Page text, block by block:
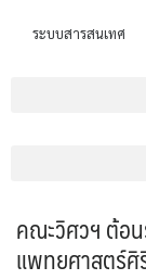
ระบบสารสนเทศ
คณะวิศวฯ ต้อ
แพทยศาสตร์ศิ